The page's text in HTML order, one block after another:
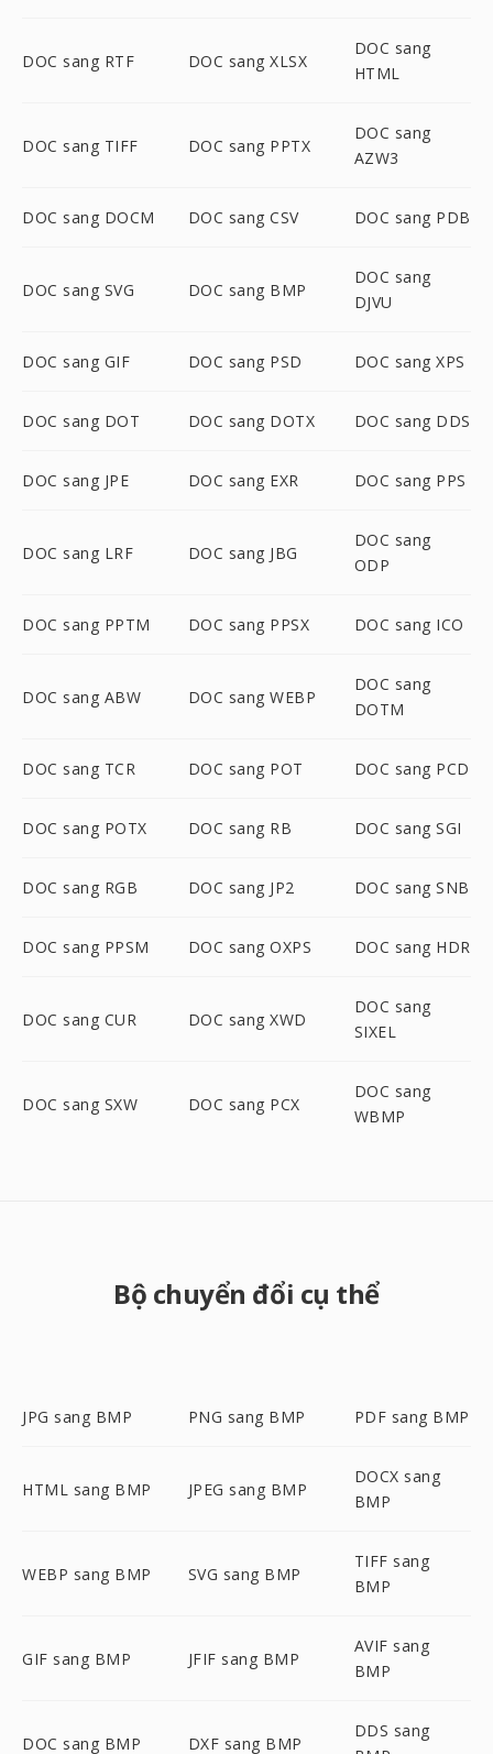
DOC sang RTF DOC sang XLSX
DOC sang
HTML
DOC sang TIFF DOC sang PPTX
DOC sang
AZW3
DOC sang DOCM DOC sang CSV DOC sang PDB
DOC sang SVG DOC sang BMP
DOC sang
DJVU
DOC sang GIF DOC sang PSD DOC sang XPS
DOC sang DOT DOC sang DOTX DOC sang DDS
DOC sang JPE DOC sang EXR DOC sang PPS
DOC sang LRF DOC sang JBG
DOC sang
ODP
DOC sang PPTM DOC sang PPSX DOC sang ICO
DOC sang ABW DOC sang WEBP
DOC sang
DOTM
DOC sang TCR DOC sang POT DOC sang PCD
DOC sang POTX DOC sang RB DOC sang SGI
DOC sang RGB DOC sang JP2 DOC sang SNB
DOC sang PPSM DOC sang OXPS DOC sang HDR
DOC sang CUR DOC sang XWD
DOC sang
SIXEL
DOC sang SXW DOC sang PCX
DOC sang
WBMP
Bộ chuyển đổi cụ thể
JPG sang BMP PNG sang BMP PDF sang BMP
HTML sang BMP JPEG sang BMP
DOCX sang
BMP
WEBP sang BMP SVG sang BMP
TIFF sang
BMP
GIF sang BMP JFIF sang BMP
AVIF sang
BMP
DOC sang BMP DXF sang BMP
DDS sang